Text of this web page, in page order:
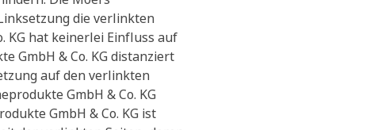
die verlinkten
KG hat keinerlei Einfluss auf
GmbH & Co. KG distanziert
auf den verlinkten
GmbH & Co. KG
GmbH & Co. KG ist